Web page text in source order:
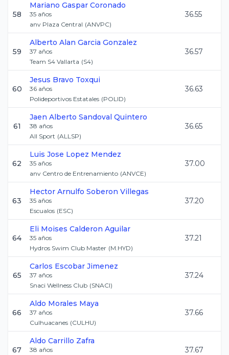
58
Mariano Gaspar Coronado
35 años
anv Plaza Central (ANVPC)
36.55
59
Alberto Alan Garcia Gonzalez
37 años
Team S4 Vallarta (S4)
36.57
60
Jesus Bravo Toxqui
36 años
Polideportivos Estatales (POLID)
36.63
61
Jaen Alberto Sandoval Quintero
38 años
All Sport (ALLSP)
36.65
62
Luis Jose Lopez Mendez
35 años
anv Centro de Entrenamiento (ANVCE)
37.00
63
Hector Arnulfo Soberon Villegas
35 años
Escualos (ESC)
37.20
64
Eli Moises Calderon Aguilar
35 años
Hydros Swim Club Master (M.HYD)
37.21
65
Carlos Escobar Jimenez
37 años
Snaci Wellness Club (SNACI)
37.24
66
Aldo Morales Maya
37 años
Culhuacanes (CULHU)
37.66
67
Aldo Carrillo Zafra
38 años
37.67